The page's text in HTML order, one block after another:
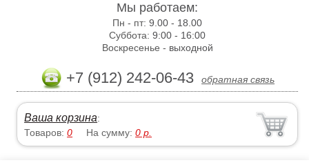
Мы работаем:
Пн - пт:9.00 - 18.00
Суббота:9:00 - 16:00
Воскресенье - выходной
+7 (912) 242-06-43 обратная связь
Ваша корзина:
Товаров:0 На сумму:0 р.